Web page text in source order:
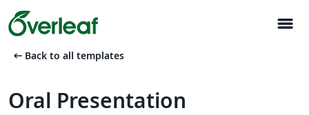
menu
arrow_left_alt Back to all templates
Oral Presentation